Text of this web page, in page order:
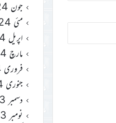
جون 2024
مئی 2024
اپریل 2024
مارچ 2024
فروری 2024
جنوری 2024
دسمبر 2023
نومبر 2023